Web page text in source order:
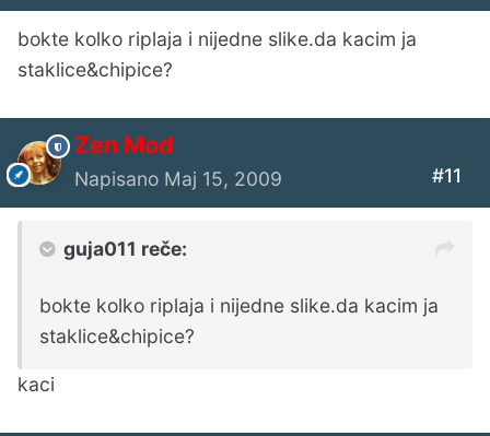
bokte kolko riplaja i nijedne slike.da kacim ja
staklice&chipice?
Zen Mod
Napisano Maj 15, 2009 #11
guja011 reče:
bokte kolko riplaja i nijedne slike.da kacim ja
staklice&chipice?
kaci